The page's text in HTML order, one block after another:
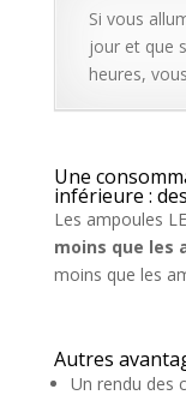
Si vous
jour et que
heures,
Une
inférieure :
Les ampoules
moins que les
moins que les
Autres
Un rendu des